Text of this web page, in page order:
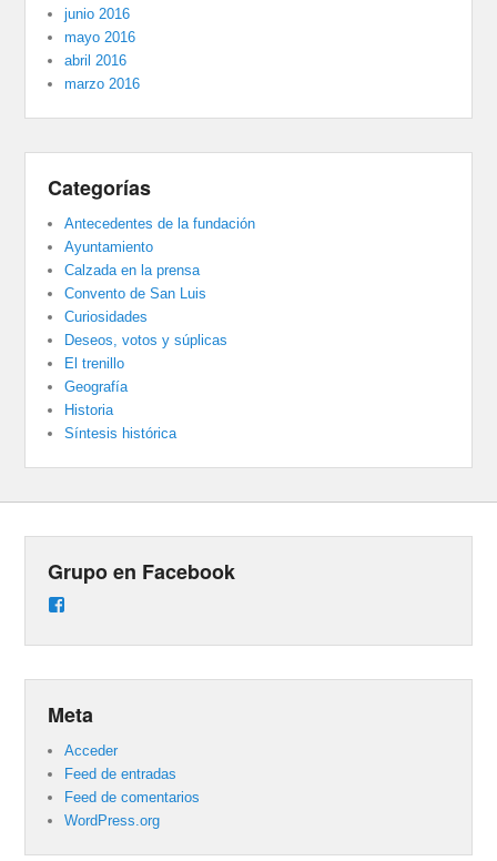
junio 2016
mayo 2016
abril 2016
marzo 2016
Categorías
Antecedentes de la fundación
Ayuntamiento
Calzada en la prensa
Convento de San Luis
Curiosidades
Deseos, votos y súplicas
El trenillo
Geografía
Historia
Síntesis histórica
Grupo en Facebook
Meta
Acceder
Feed de entradas
Feed de comentarios
WordPress.org